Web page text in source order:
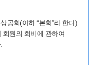
공회(이하 “본회”라 한다)
회원의 회비에 관하여